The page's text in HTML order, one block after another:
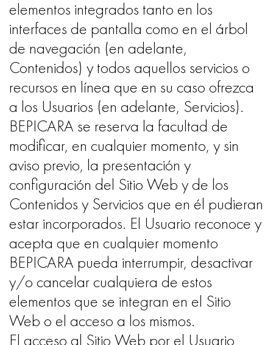
elementos integrados tanto en los
interfaces de pantalla como en el árbol
de navegación (en adelante,
Contenidos) y todos aquellos servicios o
recursos en línea que en su caso ofrezca
a los Usuarios (en adelante, Servicios).
BEPICARA se reserva la facultad de
modificar, en cualquier momento, y sin
aviso previo, la presentación y
configuración del Sitio Web y de los
Contenidos y Servicios que en él pudieran
estar incorporados. El Usuario reconoce y
acepta que en cualquier momento
BEPICARA pueda interrumpir, desactivar
y/o cancelar cualquiera de estos
elementos que se integran en el Sitio
Web o el acceso a los mismos.
El acceso al Sitio Web por el Usuario